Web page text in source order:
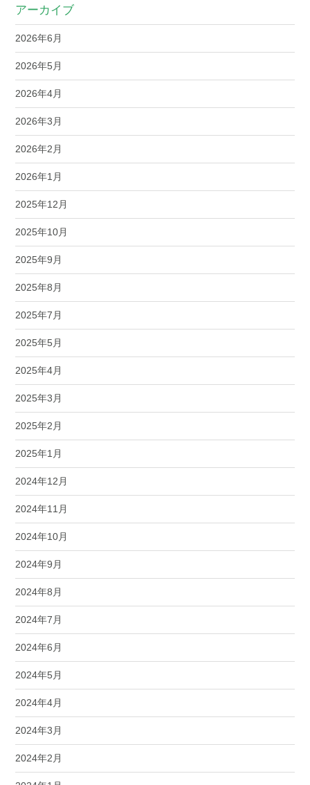
アーカイブ
2026年6月
2026年5月
2026年4月
2026年3月
2026年2月
2026年1月
2025年12月
2025年10月
2025年9月
2025年8月
2025年7月
2025年5月
2025年4月
2025年3月
2025年2月
2025年1月
2024年12月
2024年11月
2024年10月
2024年9月
2024年8月
2024年7月
2024年6月
2024年5月
2024年4月
2024年3月
2024年2月